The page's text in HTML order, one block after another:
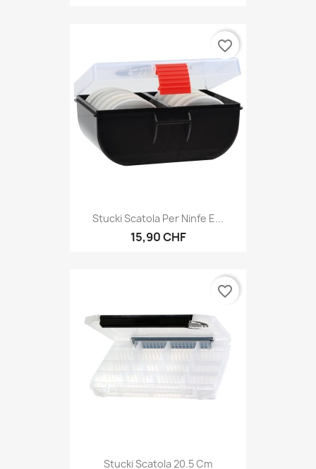
Stucki Scatola Per Ninfe E...
15,90 CHF
favorite_border
Stucki Scatola 20.5 Cm
favorite_border